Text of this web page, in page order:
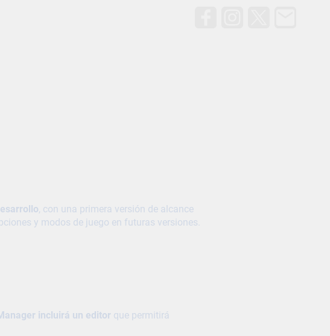
, con una primera versión de alcance
y modos de juego en futuras versiones.
incluirá un editor que permitirá